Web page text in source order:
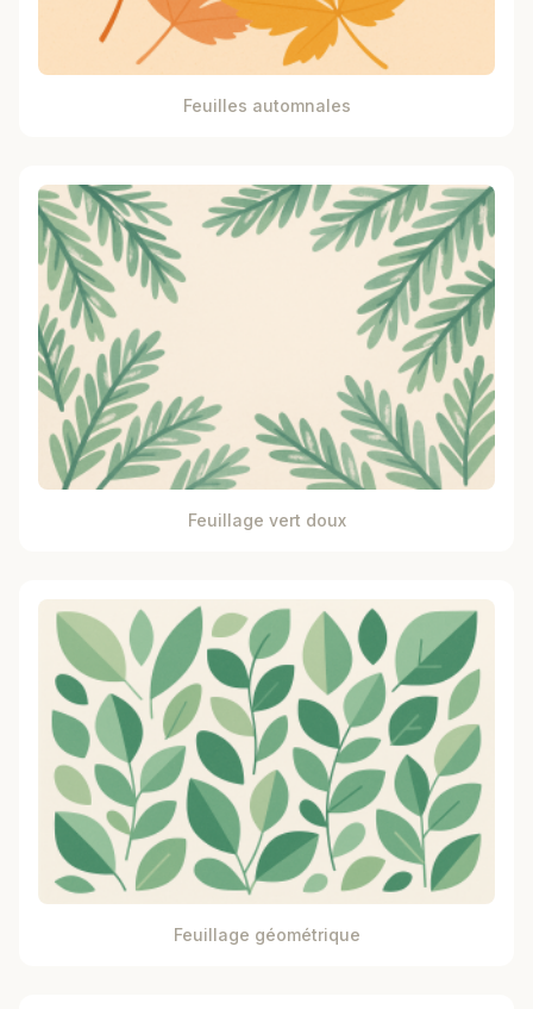
Feuilles automnales
Feuillage vert doux
Feuillage géométrique